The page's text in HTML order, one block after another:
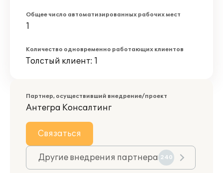
Общее число автоматизированных рабочих мест
1
Количество одновременно работающих клиентов
Толстый клиент: 1
Партнер, осуществивший внедрение/проект
Антегра Консалтинг
Связаться
Другие внедрения партнера 240